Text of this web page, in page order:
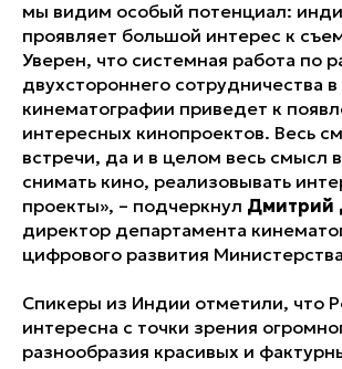
мы видим особый потенциал:
проявляет большой интерес к
Уверен, что системная работа по
двухстороннего сотрудничества
кинематографии приведет к
интересных кинопроектов. Весь
встречи, да и в целом весь смысл
снимать кино, реализовывать
проекты», – подчеркнул Дмитрий
директор департамента
цифрового развития
Спикеры из Индии отметили, что
интересна с точки зрения
разнообразия красивых и